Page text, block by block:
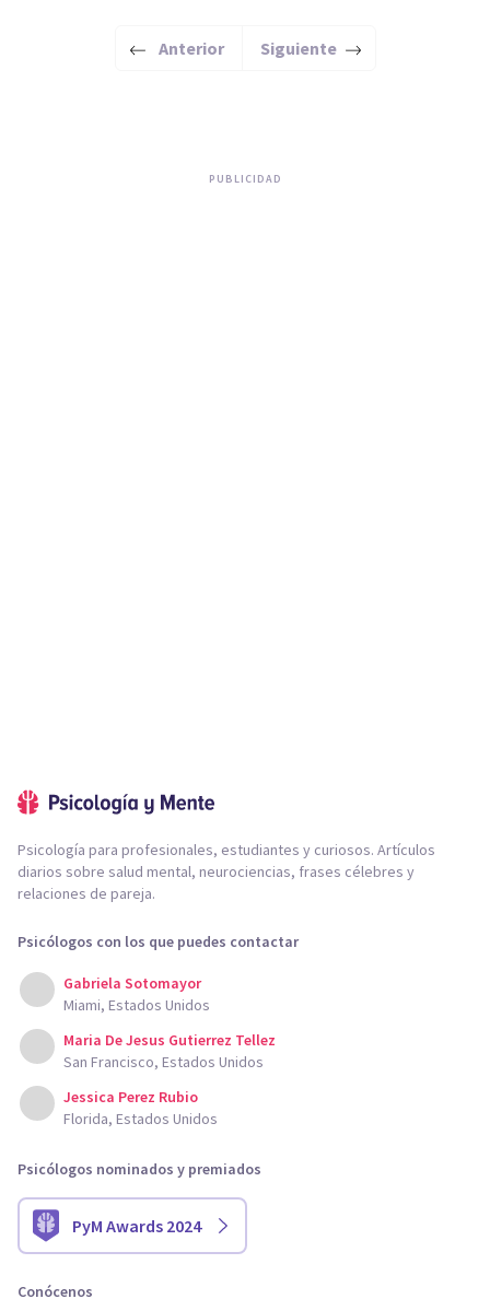
Anterior Siguiente
PUBLICIDAD
Psicología para profesionales, estudiantes y curiosos. Artículos
diarios sobre salud mental, neurociencias, frases célebres y
relaciones de pareja.
Psicólogos con los que puedes contactar
Gabriela Sotomayor
Miami, Estados Unidos
Maria De Jesus Gutierrez Tellez
San Francisco, Estados Unidos
Jessica Perez Rubio
Florida, Estados Unidos
Psicólogos nominados y premiados
PyM Awards 2024
Conócenos